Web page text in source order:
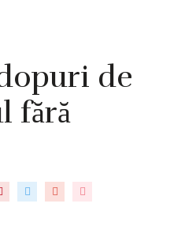
de
fără